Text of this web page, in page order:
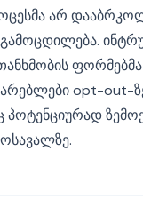
არ
opt-out-
პოტენციურად